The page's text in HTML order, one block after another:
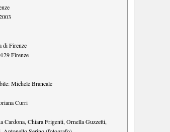
di Firenze
Firenze
Michele Brancale
Curri
Cardona, Chiara Frigenti, Ornella Guzzetti,